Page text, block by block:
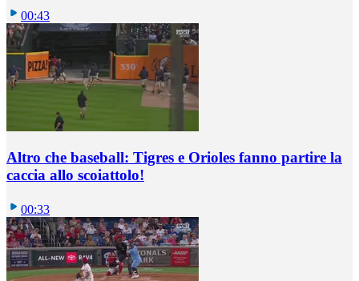
00:43
Altro che baseball: Tigres e Orioles fanno partire la
caccia allo scoiattolo!
00:33